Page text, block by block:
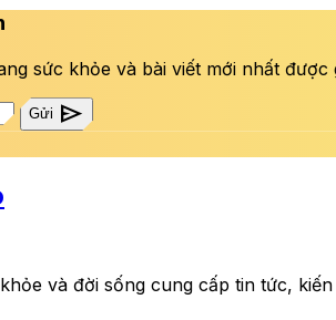
sức khỏe và bài viết mới nhất
Gửi send
và đời sống cung cấp tin tức,